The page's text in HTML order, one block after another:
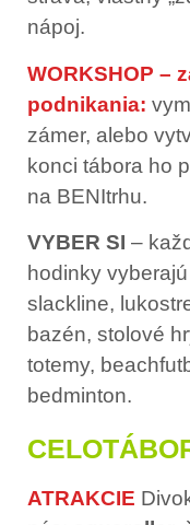
nápoj.
WORKSHOP –
podnikania:
zámer, alebo
konci tábora ho
na BENItrhu.
VYBER SI –
hodinky
slackline,
bazén, stolové
totemy,
bedminton.
ATRAKCIE